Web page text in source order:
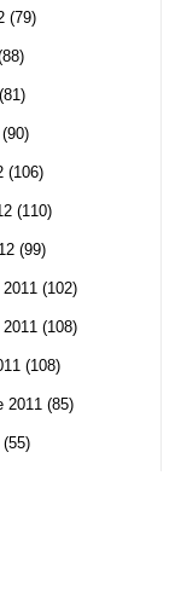
(79)
(81)
(90)
(106)
(110)
(99)
(102)
2011 (108)
(108)
2011 (85)
(55)